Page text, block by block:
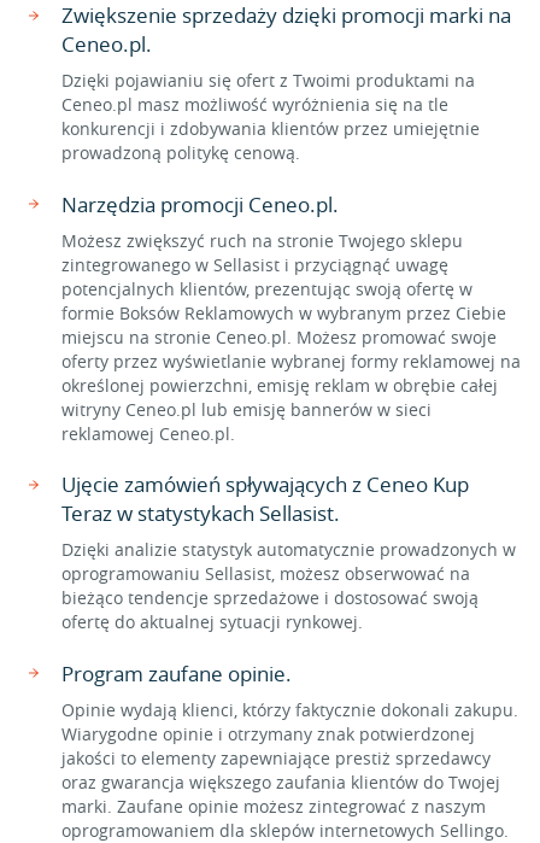
Zwiększenie sprzedaży dzięki promocji marki na
Ceneo.pl.
Dzięki pojawianiu się ofert z Twoimi produktami na
Ceneo.pl masz możliwość wyróżnienia się na tle
konkurencji i zdobywania klientów przez umiejętnie
prowadzoną politykę cenową.
Narzędzia promocji Ceneo.pl.
Możesz zwiększyć ruch na stronie Twojego sklepu
zintegrowanego w Sellasist i przyciągnąć uwagę
potencjalnych klientów, prezentując swoją ofertę w
formie Boksów Reklamowych w wybranym przez Ciebie
miejscu na stronie Ceneo.pl. Możesz promować swoje
oferty przez wyświetlanie wybranej formy reklamowej na
określonej powierzchni, emisję reklam w obrębie całej
witryny Ceneo.pl lub emisję bannerów w sieci
reklamowej Ceneo.pl.
Ujęcie zamówień spływających z Ceneo Kup
Teraz w statystykach Sellasist.
Dzięki analizie statystyk automatycznie prowadzonych w
oprogramowaniu Sellasist, możesz obserwować na
bieżąco tendencje sprzedażowe i dostosować swoją
ofertę do aktualnej sytuacji rynkowej.
Program zaufane opinie.
Opinie wydają klienci, którzy faktycznie dokonali zakupu.
Wiarygodne opinie i otrzymany znak potwierdzonej
jakości to elementy zapewniające prestiż sprzedawcy
oraz gwarancja większego zaufania klientów do Twojej
marki. Zaufane opinie możesz zintegrować z naszym
oprogramowaniem dla sklepów internetowych Sellingo.